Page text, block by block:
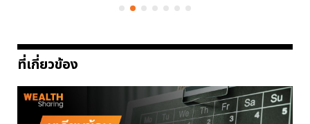
ที่เกี่ยวข้อง